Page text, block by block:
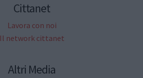
Cittanet
Lavora con noi
Il network cittanet
Altri Media